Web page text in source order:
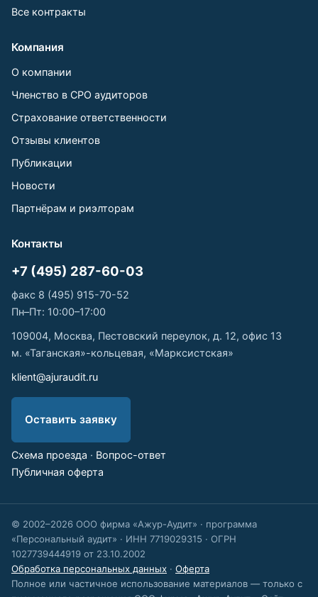
Все контракты
Компания
О компании
Членство в СРО аудиторов
Страхование ответственности
Отзывы клиентов
Публикации
Новости
Партнёрам и риэлторам
Контакты
+7 (495) 287-60-03
факс 8 (495) 915-70-52
Пн–Пт: 10:00–17:00
109004, Москва, Пестовский переулок, д. 12, офис 13
м. «Таганская»-кольцевая, «Марксистская»
klient@ajuraudit.ru
Оставить заявку
Схема проезда · Вопрос-ответ
Публичная оферта
© 2002–2026 ООО фирма «Ажур-Аудит» · программа
«Персональный аудит» · ИНН 7719029315 · ОГРН
1027739444919 от 23.10.2002
Обработка персональных данных · Оферта
Полное или частичное использование материалов — только с